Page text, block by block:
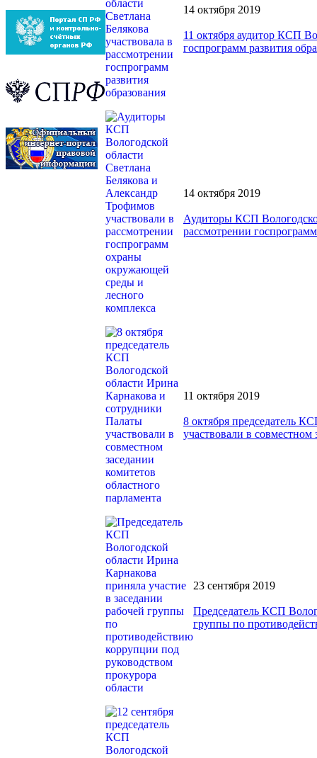
14 октября 2019
11 октября аудитор КСП
госпрограмм развития
14 октября 2019
Аудиторы КСП
рассмотрении
11 октября 2019
8 октября председатель
участвовали в совместном
23 сентября 2019
Председатель КСП
группы по